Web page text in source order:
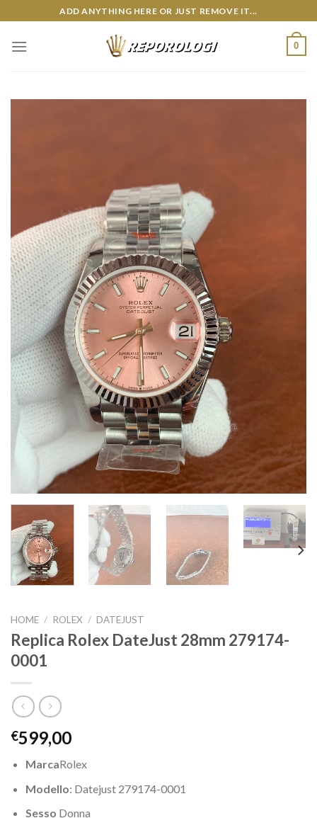
to
content
ADD ANYTHING HERE OR JUST REMOVE IT...
0
HOME / ROLEX / DATEJUST
Replica Rolex DateJust 28mm 279174-
0001
€599,00
MarcaRolex
Modello: Datejust 279174-0001
Sesso Donna